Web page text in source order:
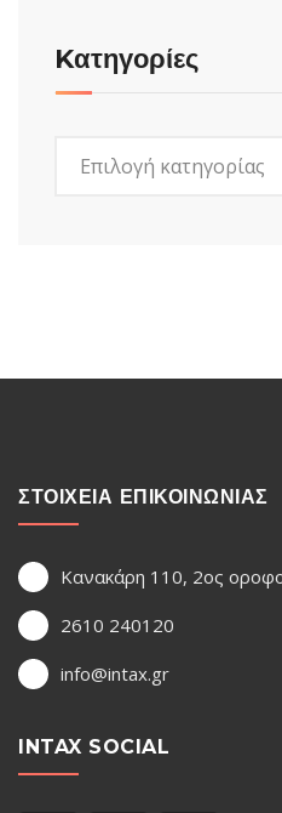
Kατηγορίες
ΣΤΟΙΧΕΙΑ ΕΠΙΚΟΙΝΩΝΙΑΣ
Κανακάρη 110, 2ος
2610 240120
info@intax.gr
INTAX SOCIAL